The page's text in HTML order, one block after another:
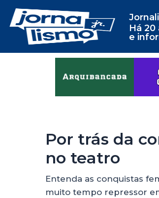
Há
e
Por trás da
no teatro
Entenda as conquistas
muito tempo repressor